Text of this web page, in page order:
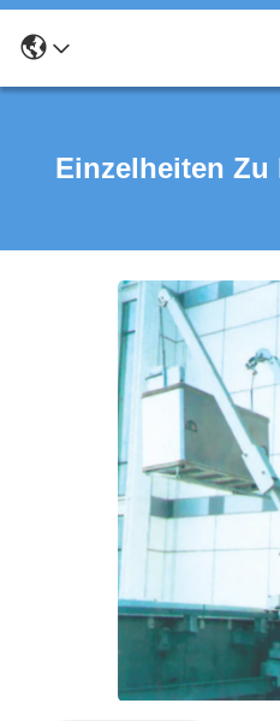
Einzelheiten Zu